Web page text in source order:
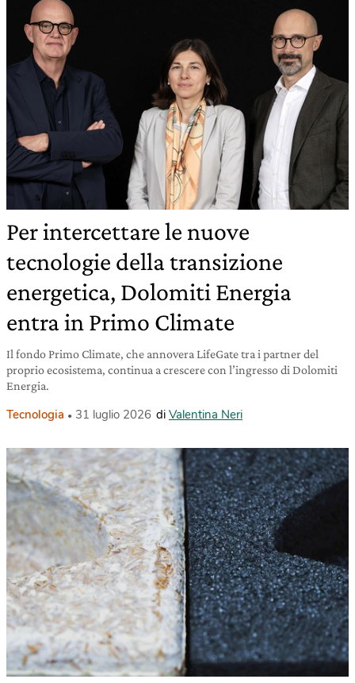
Per intercettare le nuove
tecnologie della transizione
energetica, Dolomiti Energia
entra in Primo Climate
Il fondo Primo Climate, che annovera LifeGate tra i partner del
proprio ecosistema, continua a crescere con l’ingresso di Dolomiti
Energia.
Tecnologia 31 luglio 2026 di Valentina Neri